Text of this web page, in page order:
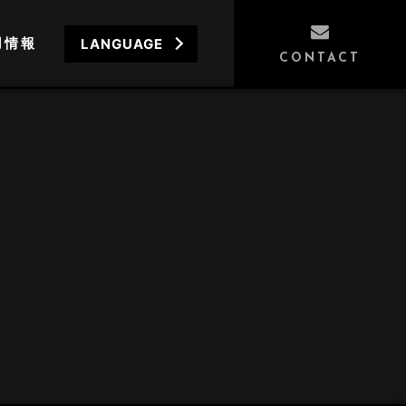
報 LANGUAGE
CONTACT